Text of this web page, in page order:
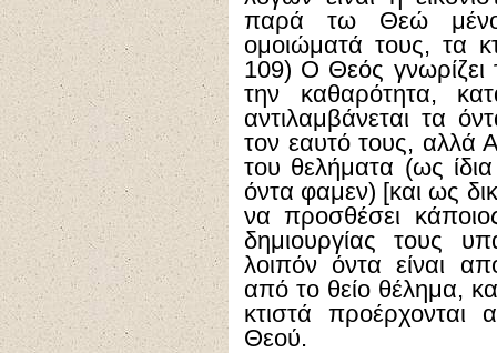
παρά τω Θεώ
ομοιώματά τους, τα
109) Ο Θεός
την καθαρότητα,
αντιλαμβάνεται τα
τον εαυτό τους, αλλά
του θελήματα (ως
όντα φαμεν) [και ως
να προσθέσει
δημιουργίας τους
λοιπόν όντα είναι
από το θείο θέλημα,
κτιστά
Θεού.